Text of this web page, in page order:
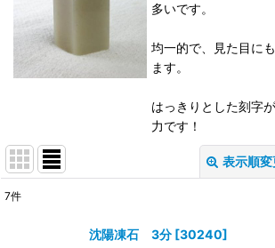
多いです。
均一的で、見た目に
ます。
はっきりとした刻字
力です！
表示順変
7件
沈陽凍石 3分 [30240]